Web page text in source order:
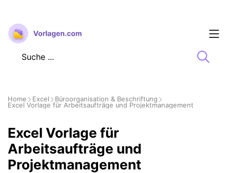
Zum
Inhalt
springen
Home Excel
Büroorganisation & Beschriftung
Excel Vorlage für Arbeitsaufträge und Projektmanagement
Excel Vorlage für
Arbeitsaufträge und
Projektmanagement